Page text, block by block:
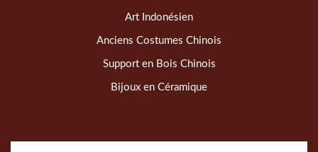
Art Indonésien
Anciens Costumes Chinois
Support en Bois Chinois
Bijoux en Céramique